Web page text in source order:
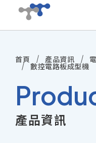
首頁 產品資訊
數控電路板成型機
產品資訊
公司介紹
最新動態
技術與方案